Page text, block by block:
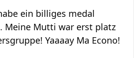
ein billiges medal
Meine Mutti war erst platz
Yaaaay Ma Econo!